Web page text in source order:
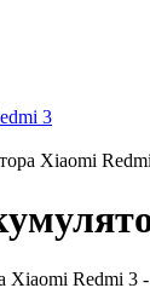
3
Xiaomi